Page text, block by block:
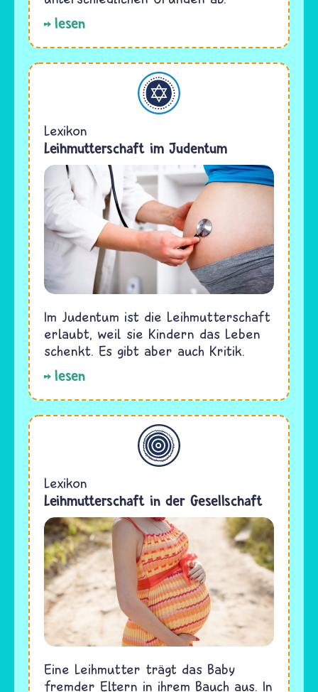
lesen
Judentum
Lexikon
Leihmutterschaft im Judentum
Im Judentum ist die Leihmutterschaft
erlaubt, weil sie Kindern das Leben
schenkt. Es gibt aber auch Kritik.
lesen
Allgemein
Lexikon
Leihmutterschaft in der Gesellschaft
Eine Leihmutter trägt das Baby
fremder Eltern in ihrem Bauch aus. In